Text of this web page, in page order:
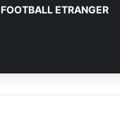
FOOTBALL ETRANGER